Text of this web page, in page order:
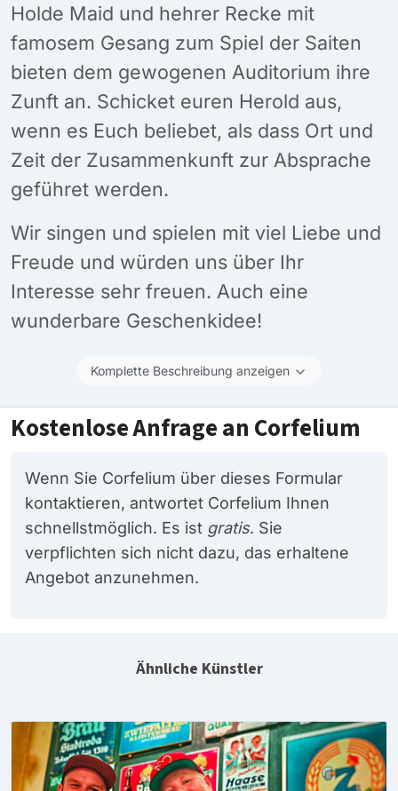
Holde Maid und hehrer Recke mit
famosem Gesang zum Spiel der Saiten
bieten dem gewogenen Auditorium ihre
Zunft an. Schicket euren Herold aus,
wenn es Euch beliebet, als dass Ort und
Zeit der Zusammenkunft zur Absprache
geführet werden.
Wir singen und spielen mit viel Liebe und
Freude und würden uns über Ihr
Interesse sehr freuen. Auch eine
wunderbare Geschenkidee!
Komplette Beschreibung anzeigen
Kostenlose Anfrage an Corfelium
Wenn Sie Corfelium über dieses Formular
kontaktieren, antwortet Corfelium Ihnen
schnellstmöglich. Es ist gratis. Sie
verpflichten sich nicht dazu, das erhaltene
Angebot anzunehmen.
Ähnliche Künstler